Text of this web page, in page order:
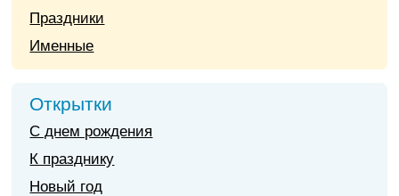
Праздники
Именные
Открытки
С днем рождения
К празднику
Новый год